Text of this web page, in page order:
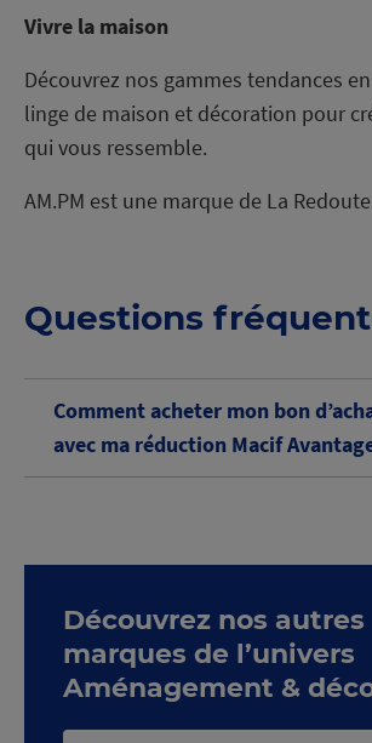
Vivre la maison
Découvrez nos gammes tendances
linge de maison et décoration pour
qui vous ressemble.
AM.PM est une marque de La
Questions
Comment acheter mon bon
avec ma réduction Macif
Découvrez nos autres
marques de l’univers
Aménagement &